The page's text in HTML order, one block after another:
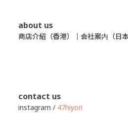
about us
商店介紹（香港） 会社案内（日本
contact us
instagram / 47hiyori